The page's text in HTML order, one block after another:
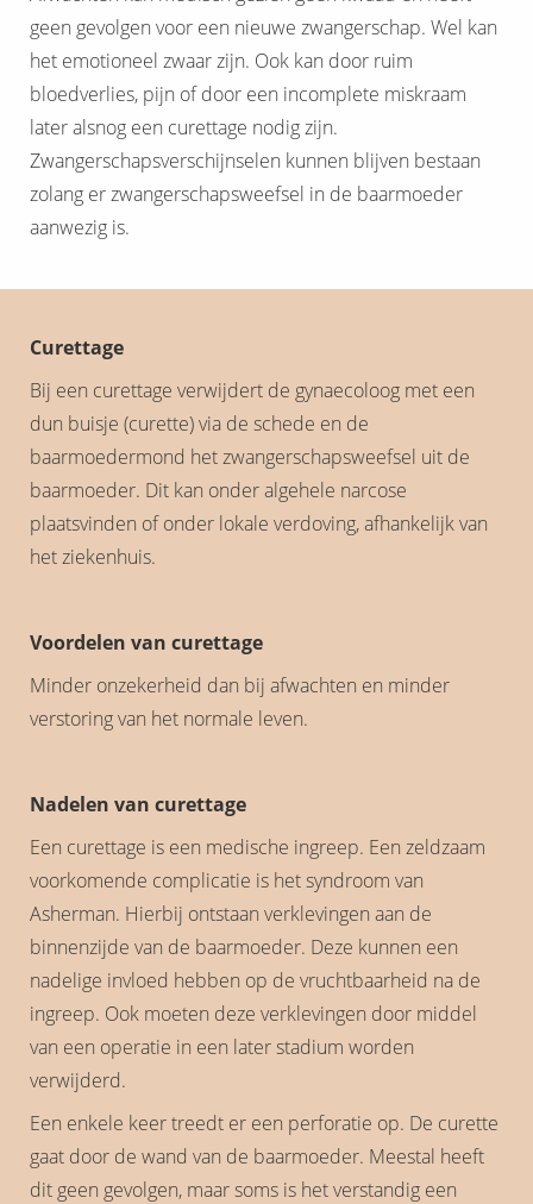
geen gevolgen voor een nieuwe zwangerschap. Wel kan
het emotioneel zwaar zijn. Ook kan door ruim
bloedverlies, pijn of door een incomplete miskraam
later alsnog een curettage nodig zijn.
Zwangerschapsverschijnselen kunnen blijven bestaan
zolang er zwangerschapsweefsel in de baarmoeder
aanwezig is.
Curettage
Bij een curettage verwijdert de gynaecoloog met een
dun buisje (curette) via de schede en de
baarmoedermond het zwangerschapsweefsel uit de
baarmoeder. Dit kan onder algehele narcose
plaatsvinden of onder lokale verdoving, afhankelijk van
het ziekenhuis.
Voordelen van curettage
Minder onzekerheid dan bij afwachten en minder
verstoring van het normale leven.
Nadelen van curettage
Een curettage is een medische ingreep. Een zeldzaam
voorkomende complicatie is het syndroom van
Asherman. Hierbij ontstaan verklevingen aan de
binnenzijde van de baarmoeder. Deze kunnen een
nadelige invloed hebben op de vruchtbaarheid na de
ingreep. Ook moeten deze verklevingen door middel
van een operatie in een later stadium worden
verwijderd.
Een enkele keer treedt er een perforatie op. De curette
gaat door de wand van de baarmoeder. Meestal heeft
dit geen gevolgen, maar soms is het verstandig een